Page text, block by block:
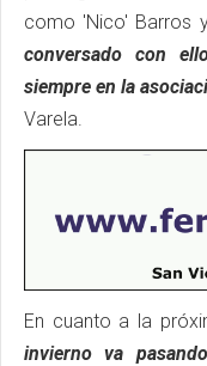
como 'Nico' Barros
conversado con
siempre en la
Varela.
En cuanto a la
invierno va